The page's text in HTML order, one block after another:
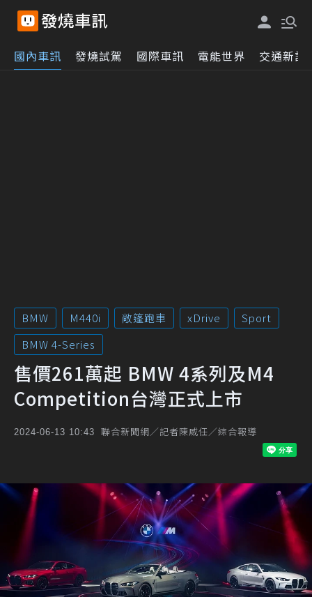
國內車訊 發燒試駕 國際車訊 電能世界 交通新訊
BMW M440i 敞篷跑車 xDrive
Sport
BMW 4-Series
售價261萬起 BMW 4系列及M4
Competition台灣正式上市
2024-06-13 10:43 聯合新聞網／記者陳威任／綜合報導